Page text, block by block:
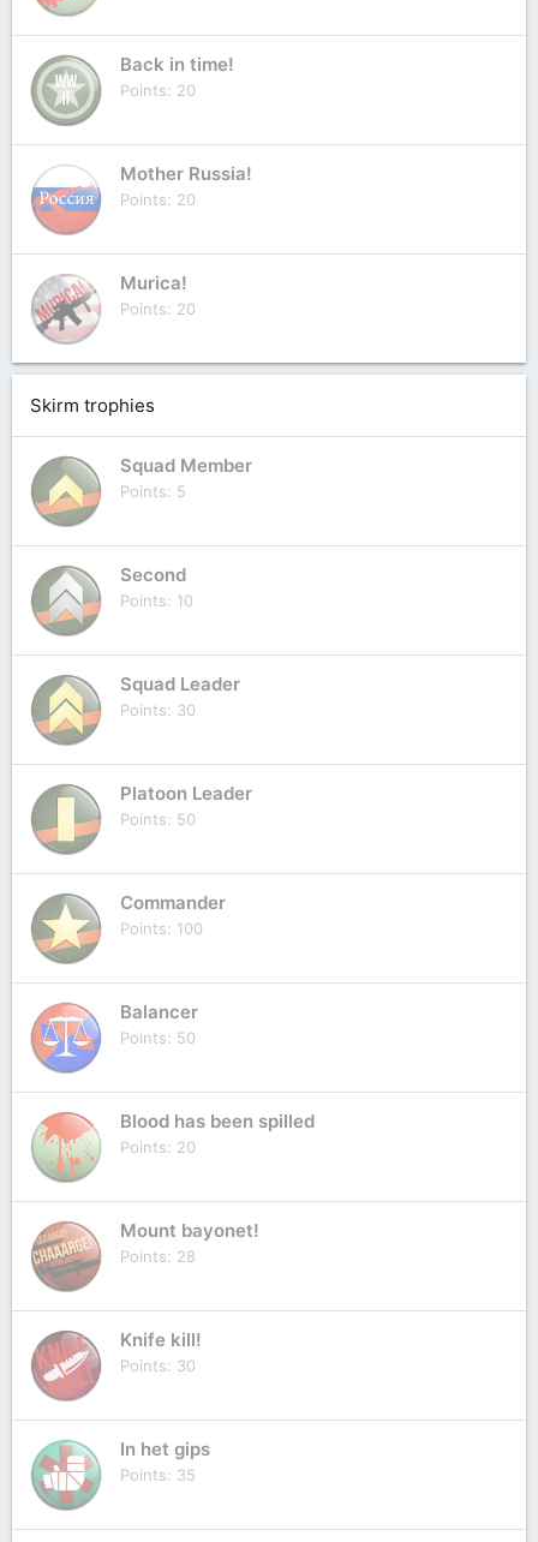
Back in time!
Points 20
Mother Russia!
Points 20
Murica!
Points 20
Skirm trophies
Squad Member
Points 5
Second
Points 10
Squad Leader
Points 30
Platoon Leader
Points 50
Commander
Points 100
Balancer
Points 50
Blood has been spilled
Points 20
Mount bayonet!
Points 28
Knife kill!
Points 30
In het gips
Points 35